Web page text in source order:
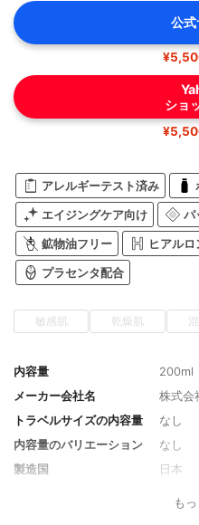
公式
ショ
アレルギーテスト済み
エイジングケア向け パ
鉱物油フリー ヒアル
プラセンタ配合
敏感肌 乾燥肌
内容量
200ml
メーカー会社名
株式会
トラベルサイズの内容量
なし
内容量のバリエーション
なし
製造国
日本
甘いバ
も